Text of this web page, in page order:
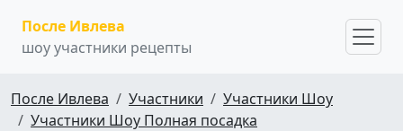
После Ивлева
шоу участники рецепты
После Ивлева Участники
Участники Шоу
Участники Шоу Полная посадка